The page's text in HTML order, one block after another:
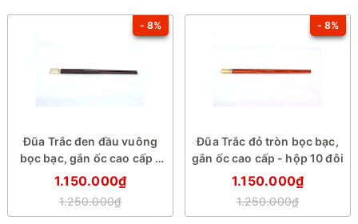
- 8%
Đũa Trắc đen đầu vuông
bọc bạc, gắn ốc cao cấp -
hộp 10 đôi
1.150.000₫
1.250.000₫
- 8%
Đũa Trắc đỏ tròn bọc bạc,
gắn ốc cao cấp - hộp 10 đôi
1.150.000₫
1.250.000₫